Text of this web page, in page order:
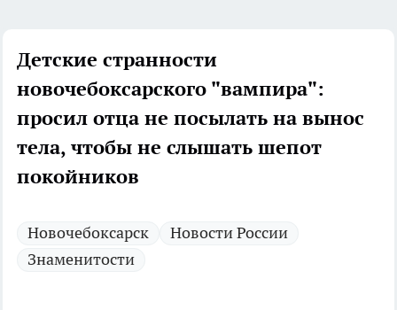
Детские странности
новочебоксарского "вампира":
просил отца не посылать на вынос
тела, чтобы не слышать шепот
покойников
Новочебоксарск
Новости России
Знаменитости